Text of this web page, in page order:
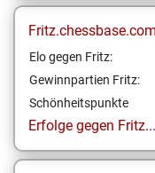
Elo gegen Fritz:
Gewinnpartien Fritz:
Schönheitspunkte
Erfolge gegen Fritz...